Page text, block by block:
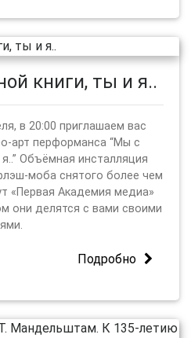
книги, ты и я..
в 20:00 приглашаем вас
арт перформанса “Мы с
Объёмная инсталляция
моба снятого более чем
«Первая Академия медиа»
они делятся с вами своими
Подробно